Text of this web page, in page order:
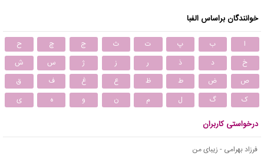
خوانندگان براساس الفبا
ا ب پ ت ث ج چ
ح
خ
د ذ ر ز ژ س
ش
ص
ض ط ظ ع غ ف
ق
ک
گ ل م ن و ه ی
درخواستی کاربران
فرزاد بهرامی - زیبای من